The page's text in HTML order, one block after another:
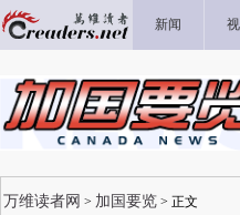
新闻
万维读者网 > 加国要览 > 正文